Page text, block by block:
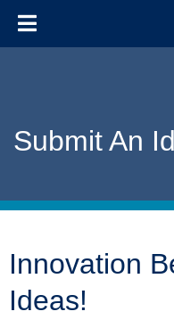
Submit An
Innovation
Ideas!